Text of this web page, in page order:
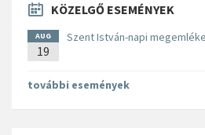
KÖZELGŐ ESEMÉNYEK
AUG
19
Szent István-napi
további események